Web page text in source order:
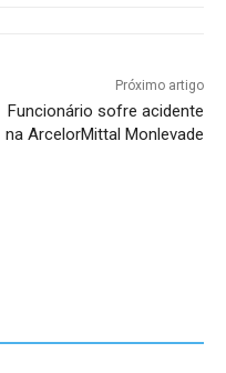
Próximo artigo
Funcionário sofre acidente
na ArcelorMittal Monlevade